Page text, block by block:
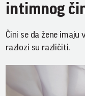
intimnog
Čini se da žene imaju
razlozi su različiti.